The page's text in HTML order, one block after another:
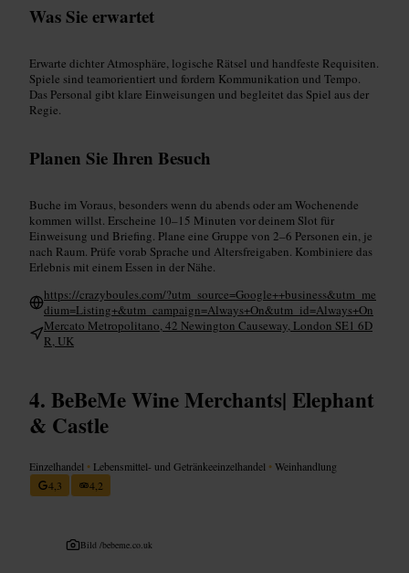
Was Sie erwartet
Erwarte dichter Atmosphäre, logische Rätsel und handfeste Requisiten.
Spiele sind teamorientiert und fordern Kommunikation und Tempo.
Das Personal gibt klare Einweisungen und begleitet das Spiel aus der
Regie.
Planen Sie Ihren Besuch
Buche im Voraus, besonders wenn du abends oder am Wochenende
kommen willst. Erscheine 10–15 Minuten vor deinem Slot für
Einweisung und Briefing. Plane eine Gruppe von 2–6 Personen ein, je
nach Raum. Prüfe vorab Sprache und Altersfreigaben. Kombiniere das
Erlebnis mit einem Essen in der Nähe.
https://crazyboules.com/?utm_source=Google++business&utm_me
dium=Listing+&utm_campaign=Always+On&utm_id=Always+On
Mercato Metropolitano, 42 Newington Causeway, London SE1 6D
R, UK
BeBeMe Wine Merchants| Elephant
& Castle
Einzelhandel • Lebensmittel- und Getränkeeinzelhandel •Weinhandlung
4,3
4,2
Bild /bebeme.co.uk